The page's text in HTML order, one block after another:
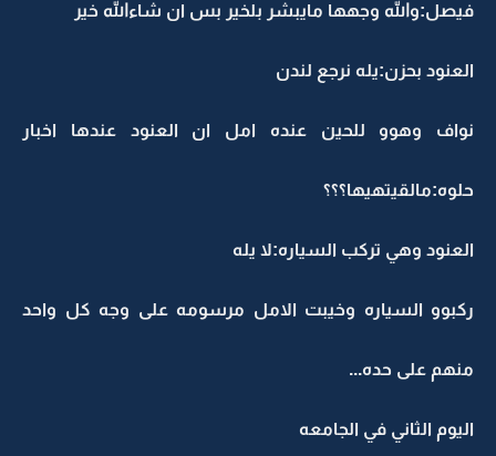
فيصل:والله وجهها مايبشر بلخير بس ان شاءالله خير
العنود بحزن:يله نرجع لندن
نواف وهوو للحين عنده امل ان العنود عندها اخبار
حلوه:مالقيتهيها؟؟؟
العنود وهي تركب السياره:لا يله
ركبوو السياره وخيبت الامل مرسومه على وجه كل واحد
منهم على حده...
اليوم الثاني في الجامعه